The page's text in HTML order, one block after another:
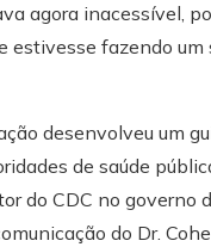
agora inacessível,
fazendo um
desenvolveu um
de saúde
do CDC no governo
do Dr.